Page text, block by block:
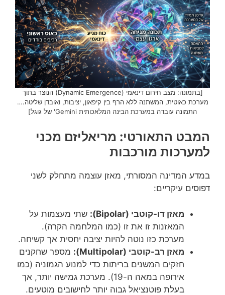
[בתמונה: מצב חירום דינאמי (Dynamic Emergence) הנוצר בתוך
מערכת כאוטית, המשתנה ללא הרף בין קיפאון, יציבות, ואובדן שליטה.…
התמונה עובדה במערכת הבינה המלאכותית Gemini' של גוגל]
המבט התאורטי: מריאליזם מכני
למערכות מורכבות
במדע המדינה המסורתי, מאזן עוצמה מתחלק לשני
דפוסים עיקריים:
מאזן דו-קוטבי (Bipolar):
שתי מעצמות על
המאזנות זו את זו (כמו המלחמה הקרה).
מערכת כזו נוטה להיות יציבה יחסית אך קשיחה.
מאזן רב-קוטבי (Multipolar):
מספר שחקנים
חזקים המשנים בריתות כדי למנוע הגמוניה (כמו
אירופה במאה ה-19). מערכת גמישה יותר, אך
בעלת פוטנציאל גבוה יותר לחישובים מוטעים.